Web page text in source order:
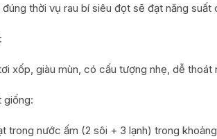
đúng thời vụ rau bí siêu đọt sẽ đạt năng suất
xốp, giàu mùn, có cấu tượng nhẹ, dễ
giống:
trong nước ấm (2 sôi + 3 lạnh) trong